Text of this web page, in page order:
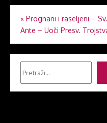
Navigacija
objava
« Prognani i raseljeni – Sv.
Ante – Uoči Presv.